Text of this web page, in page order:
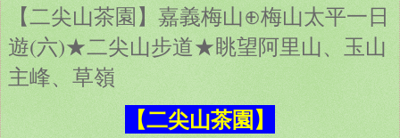
【二尖山茶園】嘉義梅山⊕梅山太平一日
遊(六)★二尖山步道★眺望阿里山、玉山
主峰、草嶺
【二尖山茶園】